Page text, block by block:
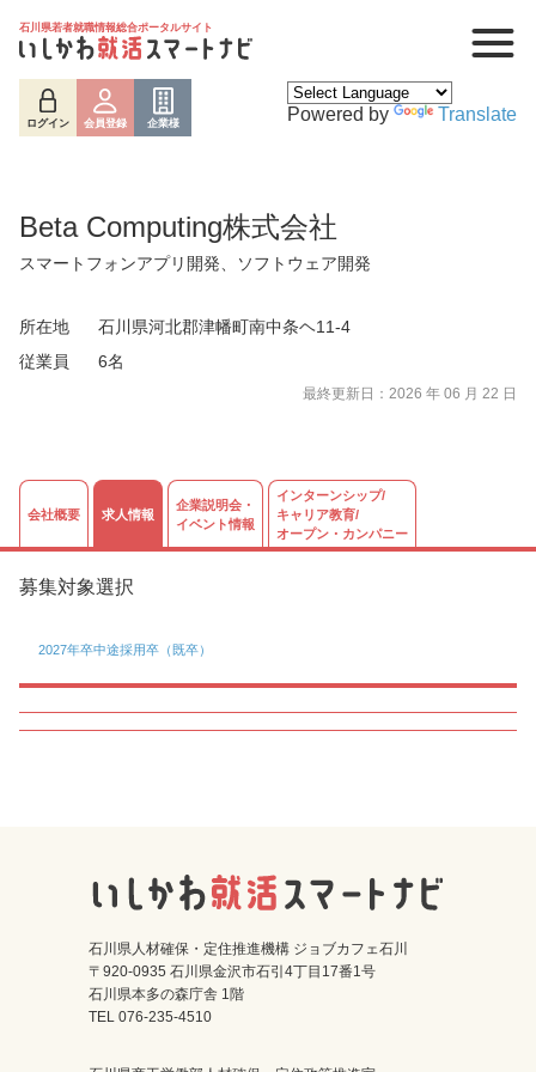
石川県若者就職情報総合ポータルサイト
ログイン 会員登録 企業様 Powered by Translate
Beta Computing株式会社
スマートフォンアプリ開発、ソフトウェア開発
所在地
石川県河北郡津幡町南中条ヘ11-4
従業員
6名
最終更新日：2026 年 06 月 22 日
会社概要 求人情報
企業説明会・
イベント情報
インターンシップ/
キャリア教育/
オープン・カンパニー
募集対象選択
2027年卒中途採用卒（既卒）
石川県人材確保・定住推進機構 ジョブカフェ石川
〒920-0935 石川県金沢市石引4丁目17番1号
石川県本多の森庁舎 1階
TEL 076-235-4510